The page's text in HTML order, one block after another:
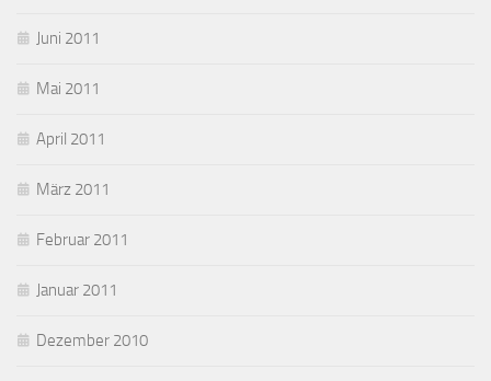
Juni 2011
Mai 2011
April 2011
März 2011
Februar 2011
Januar 2011
Dezember 2010